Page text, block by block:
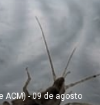
ACM) - 09 de agosto